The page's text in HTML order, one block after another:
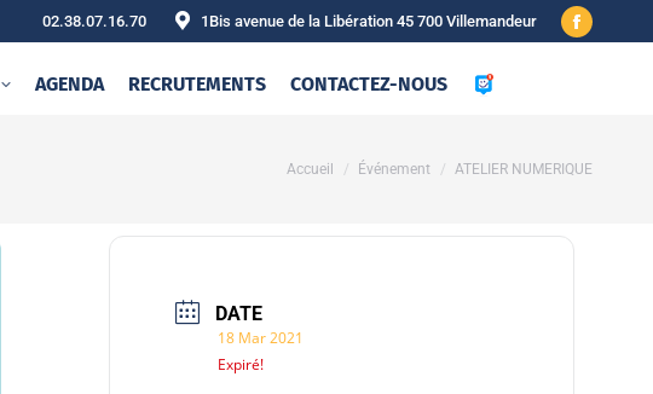
02.38.07.16.70 1Bis avenue de la Libération 45 700 Villemandeur
Facebook
new
AGENDA RECRUTEMENTS CONTACTEZ-NOUS
Vous êtes ici :
Accueil Événement ATELIER NUMERIQUE
DATE
18 Mar 2021
Expiré!